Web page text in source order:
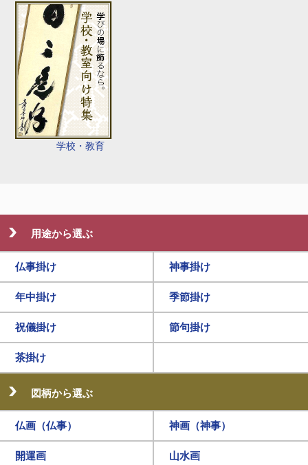
学校・教育
用途から選ぶ
仏事掛け 神事掛け
年中掛け 季節掛け
祝儀掛け 節句掛け
茶掛け
図柄から選ぶ
仏画（仏事） 神画（神事）
開運画 山水画